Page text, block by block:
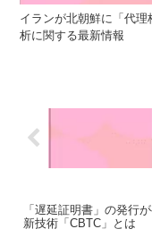
イランが北朝鮮に「代
析に関する最新情報
「遅延証明書」の発行
新技術「CBTC」とは